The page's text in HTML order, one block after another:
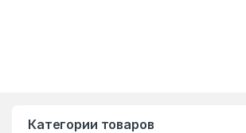
Категории товаров